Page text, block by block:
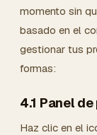
momento sin
basado en el
gestionar tus
formas:
4.1 Panel
Haz clic en el